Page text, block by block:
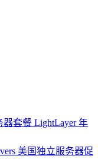
套餐 LightLayer 年
美国独立服务器促